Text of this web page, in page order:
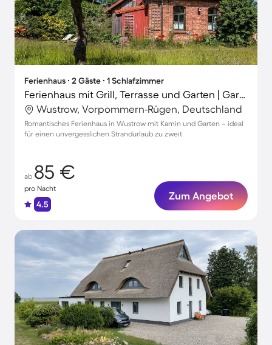
Ferienhaus ∙ 2 Gäste ∙ 1 Schlafzimmer
Ferienhaus mit Grill, Terrasse und Garten | Gartenblick
Wustrow, Vorpommern-Rügen, Deutschland
Romantisches Ferienhaus in Wustrow mit Kamin und Garten – ideal
für einen unvergesslichen Strandurlaub zu zweit
ab 85 €
pro Nacht
4.5
Zum Angebot